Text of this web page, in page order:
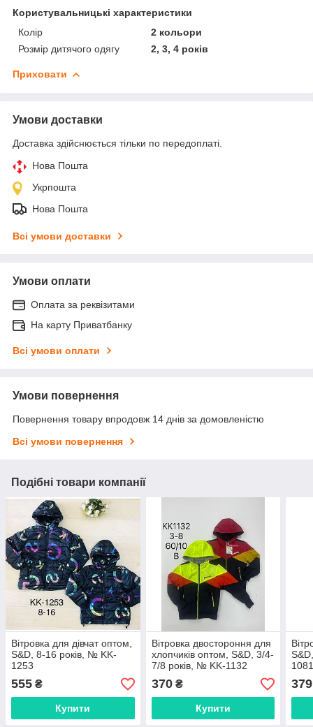
Користувальницькі характеристики
Колір
2 кольори
Розмір дитячого одягу
2, 3, 4 років
Приховати
Умови доставки
Доставка здійснюється тільки по передоплаті.
Нова Пошта
Укрпошта
Нова Пошта
Всі умови доставки
Умови оплати
Оплата за реквізитами
На карту Приватбанку
Всі умови оплати
Умови повернення
Повернення товару впродовж 14 днів за домовленістю
Всі умови повернення
Подібні товари компанії
Вітровка для дівчат оптом,
S&D, 8-16 років, № KK-
1253
555 ₴
Купити
Вітровка двостороння для
хлопчиків оптом, S&D, 3/4-
7/8 років, № KK-1132
370₴
Купити
379